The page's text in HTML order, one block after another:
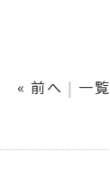
« 前へ 一覧